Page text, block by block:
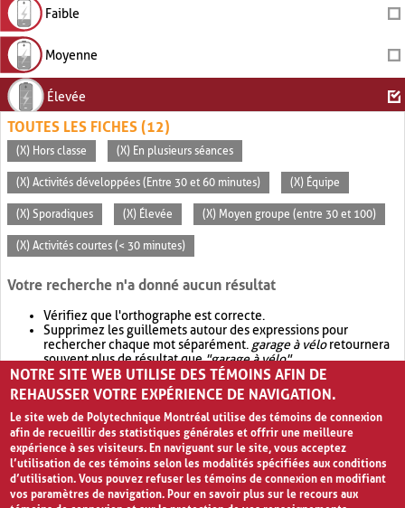
Faible
Moyenne
Élevée
TOUTES LES FICHES (12)
(X) Hors classe (X) En plusieurs séances
(X) Activités développées (Entre 30 et 60 minutes) (X) Équipe
(X) Sporadiques (X) Élevée (X) Moyen groupe (entre 30 et 100)
(X) Activités courtes (< 30 minutes)
Votre recherche n'a donné aucun résultat
Vérifiez que l'orthographe est correcte.
Supprimez les guillemets autour des expressions pour
rechercher chaque mot séparément. garage à véloretournera
souvent plus de résultat que"garage à vélo".
Envisagez d'élargir votre recherche avec OR.garage OR vélo
retournera souvent plus de résultat quegarage à vélo
NOTRE SITE WEB UTILISE DES TÉMOINS AFIN DE
REHAUSSER VOTRE EXPÉRIENCE DE NAVIGATION.
Le site web de Polytechnique Montréal utilise des témoins de connexion
afin de recueillir des statistiques générales et offrir une meilleure
expérience à ses visiteurs. En naviguant sur le site, vous acceptez
l’utilisation de ces témoins selon les modalités spécifiées aux conditions
d’utilisation. Vous pouvez refuser les témoins de connexion en modifiant
vos paramètres de navigation. Pour en savoir plus sur le recours aux